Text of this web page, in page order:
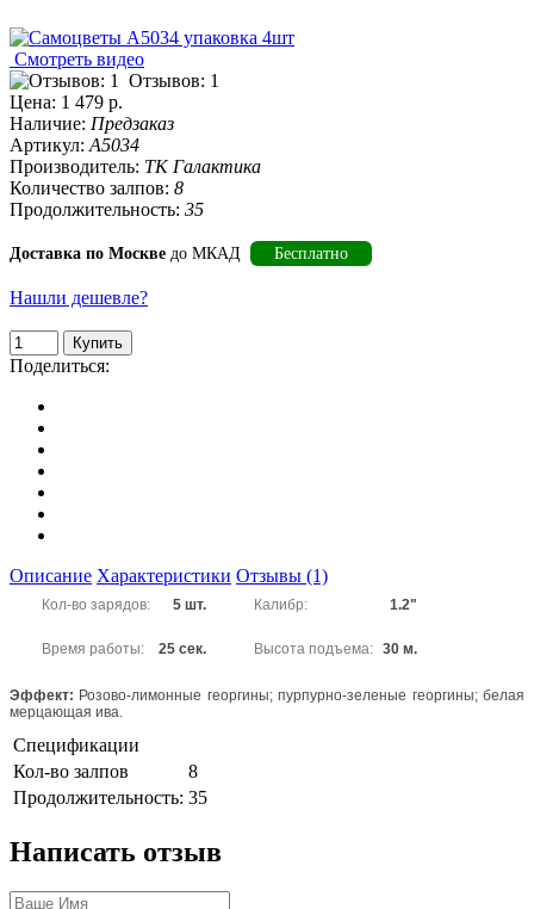
Смотреть видео
Отзывов: 1
Цена: 1 479 р.
Наличие: Предзаказ
Артикул: А5034
Производитель: ТК Галактика
Количество залпов: 8
Продолжительность: 35
Доставка по Москве до МКАД Бесплатно
Нашли дешевле?
Поделиться:
Описание Характеристики Отзывы (1)
Кол-во зарядов: 5 шт. Калибр: 1.2"
Время работы: 25 сек. Высота подъема: 30 м.
Эффект: Розово-лимонные георгины; пурпурно-зеленые георгины; белая
мерцающая ива.
Спецификации
Кол-во залпов
8
Продолжительность: 35
Написать отзыв